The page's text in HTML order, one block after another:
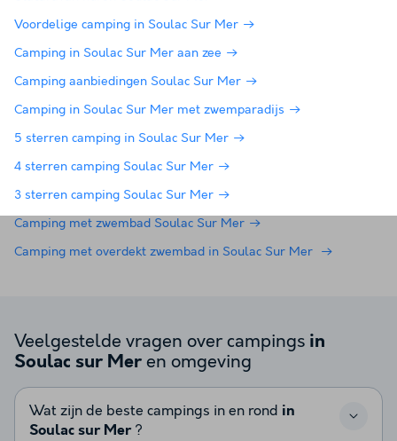
Voordelige camping in Soulac Sur Mer
Camping in Soulac Sur Mer aan zee
Camping aanbiedingen Soulac Sur Mer
Camping in Soulac Sur Mer met zwemparadijs
5 sterren camping in Soulac Sur Mer
4 sterren camping Soulac Sur Mer
3 sterren camping Soulac Sur Mer
Camping met zwembad Soulac Sur Mer
Camping met overdekt zwembad in Soulac Sur Mer
Veelgestelde vragen over campings in
Soulac sur Mer en omgeving
Wat zijn de beste campings in en rond in
Soulac sur Mer?